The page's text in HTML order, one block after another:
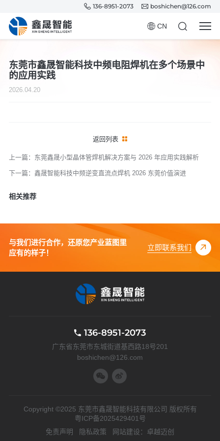
136-8951-2073 boshichen@126.com
CN
东莞市鑫晟智能科技中频电阻焊机在多个场景中
的应用实践
2026.04.20
上一篇：东莞鑫晟小型晶体管焊机解决方案与 2026 年应用实践解析
返回列表
下一篇：鑫晟智能科技中频逆变直流点焊机 2026 东莞价值演进
相关推荐
与我们进行合作，还原您产业蓝图里
应有的样子！
立即联系我们
136-8951-2073
广东省东莞市东城街道基西路18号201
boshichen@126.com
Copyright ©2025 东莞市鑫晟智能科技有限公司 版权所有
粤ICP备2025429401号
免责声明
隐私政策 网站建设： 卓越迈创